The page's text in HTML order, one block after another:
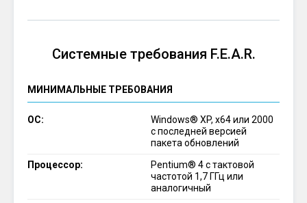
Системные требования F.E.A.R.
МИНИМАЛЬНЫЕ ТРЕБОВАНИЯ
ОС:
Windows® XP, x64 или 2000
с последней версией
пакета обновлений
Процессор:
Pentium® 4 с тактовой
частотой 1,7 ГГц или
аналогичный